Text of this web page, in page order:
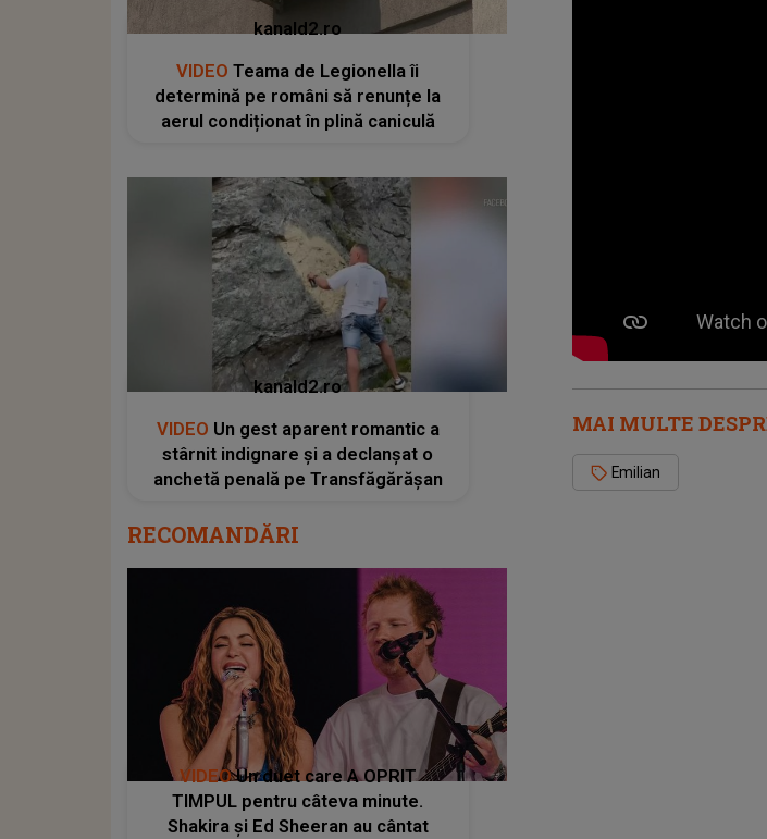
MAI MULTE
Emilian
kanald2.ro
VIDEO Teama de Legionella îi
determină pe români să renunțe la
aerul condiționat în plină caniculă
kanald2.ro
VIDEO Un gest aparent romantic a
stârnit indignare și a declanșat o
anchetă penală pe Transfăgărășan
RECOMANDĂRI
VIDEOUn duet care A OPRIT
TIMPUL pentru câteva minute.
Shakira și Ed Sheeran au cântat